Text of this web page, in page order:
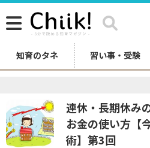
知育のタネ 習い事・受験
連休・長期休み
お金の使い方【
術】第3回